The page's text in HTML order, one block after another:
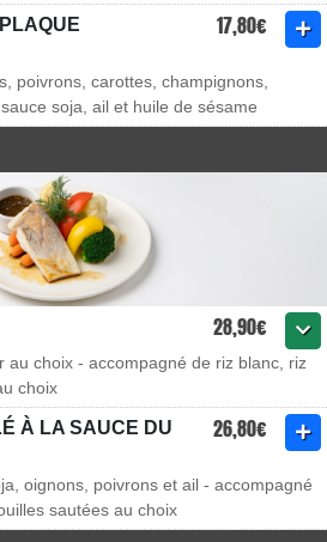
17,80€
poivrons, carottes, champignons,
soja, ail et huile de sésame
28,90€
au choix - accompagné de riz blanc, riz
choix
À LA SAUCE DU
26,80€
oignons, poivrons et ail - accompagné
sautées au choix